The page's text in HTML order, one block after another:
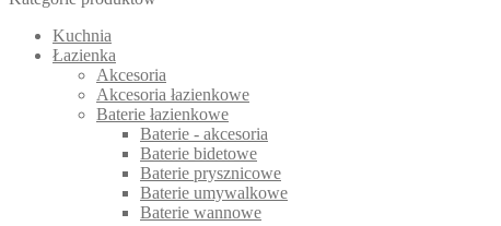
Kuchnia
Łazienka
Akcesoria
Akcesoria łazienkowe
Baterie łazienkowe
Baterie - akcesoria
Baterie bidetowe
Baterie prysznicowe
Baterie umywalkowe
Baterie wannowe